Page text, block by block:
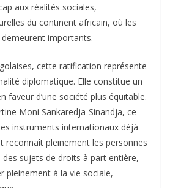
aux réalités sociales,
du continent africain, où les
demeurent importants.
cette ratification représente
diplomatique. Elle constitue un
faveur d’une société plus équitable.
Moni Sankaredja-Sinandja, ce
instruments internationaux déjà
reconnaît pleinement les personnes
sujets de droits à part entière,
pleinement à la vie sociale,